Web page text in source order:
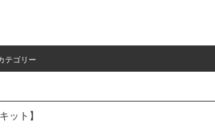
テゴリー
ット】